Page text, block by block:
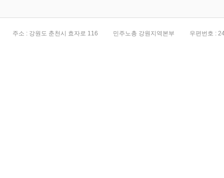
주소 : 강원도 춘천시 효자로 116 민주노총 강원지역본부 우편번호 :